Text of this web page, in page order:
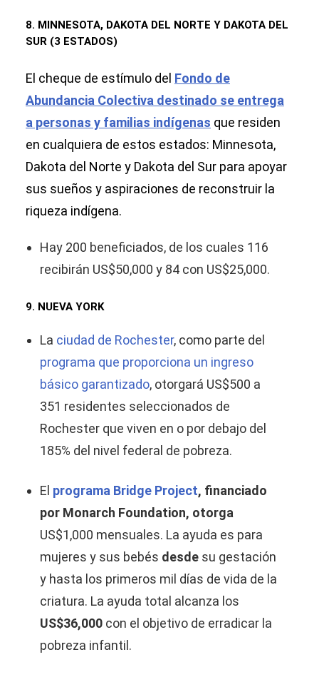
8. MINNESOTA, DAKOTA DEL NORTE Y DAKOTA DEL
SUR (3 ESTADOS)
El cheque de estímulo del Fondo de
Abundancia Colectiva destinado se entrega
a personas y familias indígenas que residen
en cualquiera de estos estados: Minnesota,
Dakota del Norte y Dakota del Sur para apoyar
sus sueños y aspiraciones de reconstruir la
riqueza indígena.
Hay 200 beneficiados, de los cuales 116
recibirán US$50,000 y 84 con US$25,000.
9. NUEVA YORK
La ciudad de Rochester, como parte del
programa que proporciona un ingreso
básico garantizado, otorgará US$500 a
351 residentes seleccionados de
Rochester que viven en o por debajo del
185% del nivel federal de pobreza.
El programa Bridge Project, financiado
por Monarch Foundation, otorga
US$1,000 mensuales. La ayuda es para
mujeres y sus bebés desde su gestación
y hasta los primeros mil días de vida de la
criatura. La ayuda total alcanza los
US$36,000 con el objetivo de erradicar la
pobreza infantil.